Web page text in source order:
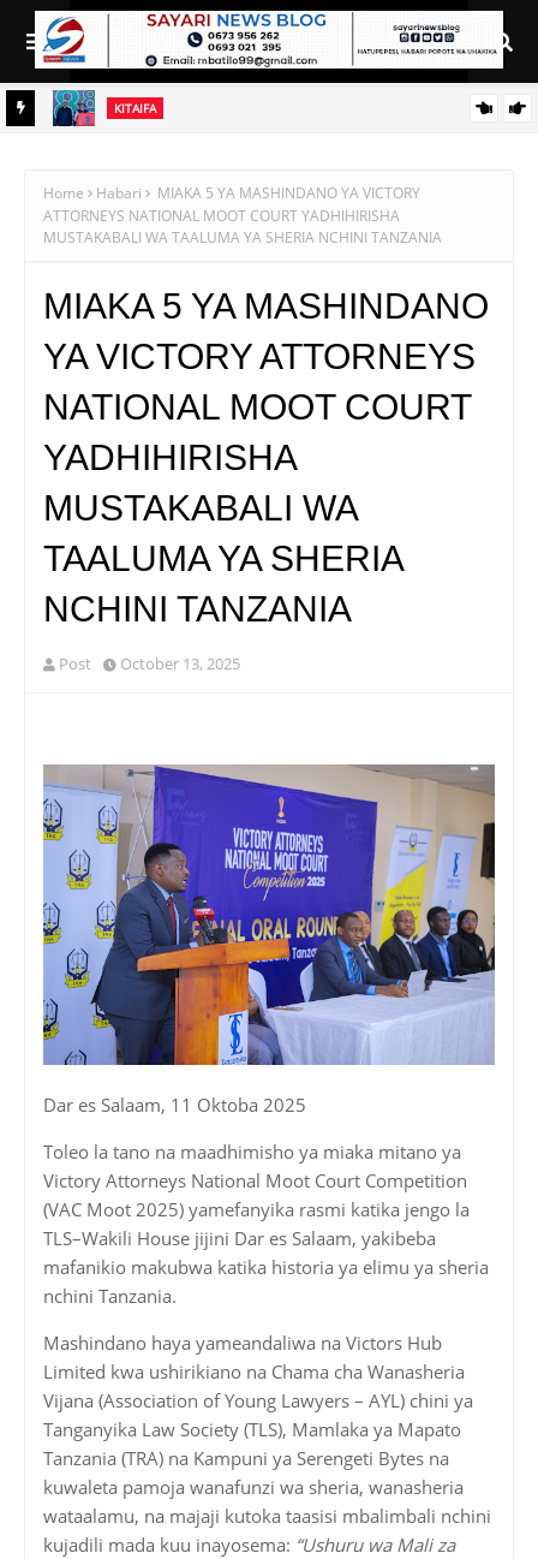
KITAIFA
Home Habari
MIAKA 5 YA MASHINDANO YA VICTORY
ATTORNEYS NATIONAL MOOT COURT YADHIHIRISHA
MUSTAKABALI WA TAALUMA YA SHERIA NCHINI TANZANIA
MIAKA 5 YA MASHINDANO
YA VICTORY ATTORNEYS
NATIONAL MOOT COURT
YADHIHIRISHA
MUSTAKABALI WA
TAALUMA YA SHERIA
NCHINI TANZANIA
Post October 13, 2025
Dar es Salaam, 11 Oktoba 2025
Toleo la tano na maadhimisho ya miaka mitano ya
Victory Attorneys National Moot Court Competition
(VAC Moot 2025) yamefanyika rasmi katika jengo la
TLS–Wakili House jijini Dar es Salaam, yakibeba
mafanikio makubwa katika historia ya elimu ya sheria
nchini Tanzania.
Mashindano haya yameandaliwa na Victors Hub
Limited kwa ushirikiano na Chama cha Wanasheria
Vijana (Association of Young Lawyers – AYL) chini ya
Tanganyika Law Society (TLS), Mamlaka ya Mapato
Tanzania (TRA) na Kampuni ya Serengeti Bytes na
kuwaleta pamoja wanafunzi wa sheria, wanasheria
wataalamu, na majaji kutoka taasisi mbalimbali nchini
kujadili mada kuu inayosema: “Ushuru wa Mali za